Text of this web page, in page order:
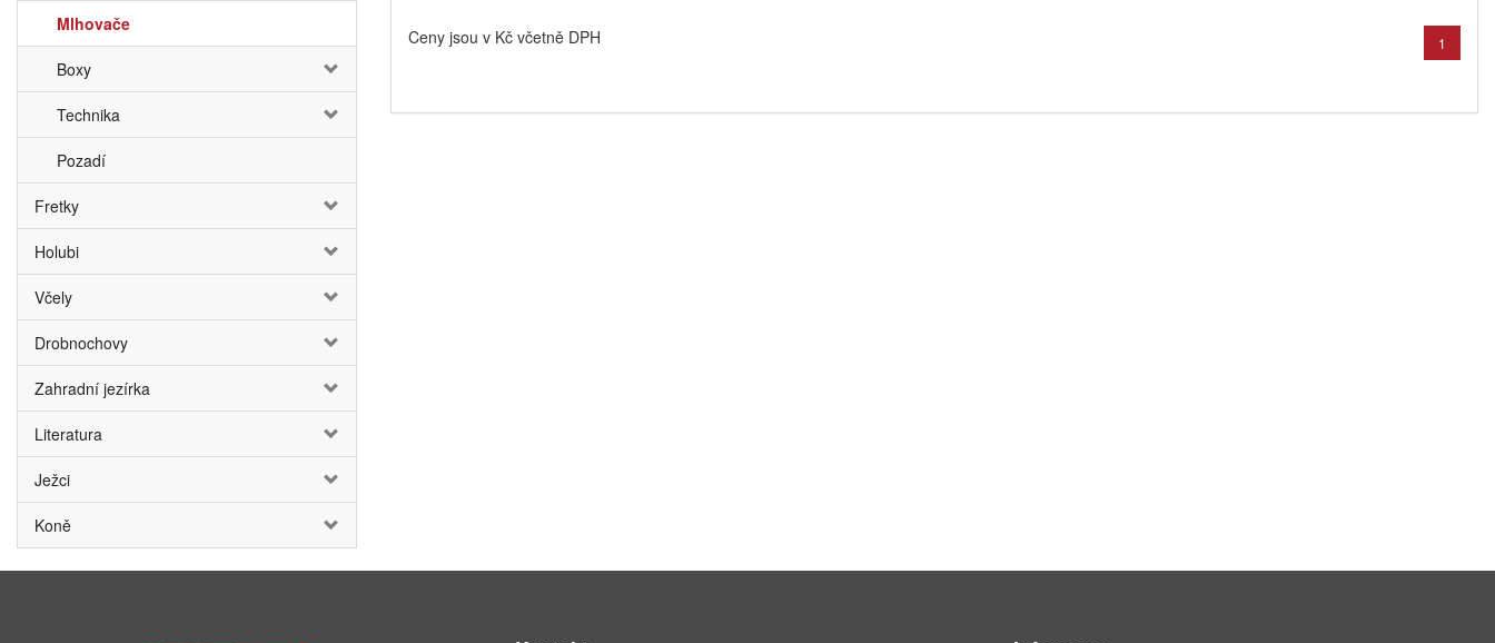
Mlhovače
Boxy
Technika
Pozadí
Fretky
Holubi
Včely
Drobnochovy
Zahradní jezírka
Literatura
Ježci
Koně
Ceny jsou v Kč včetně DPH 1